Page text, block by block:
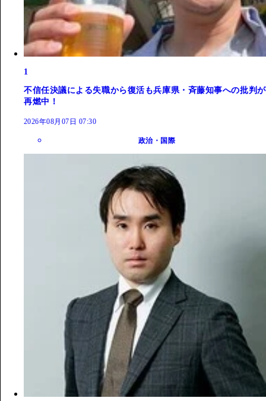
1
不信任決議による失職から復活も兵庫県・斉藤知事への批判が
再燃中！
2026年08月07日 07:30
政治・国際